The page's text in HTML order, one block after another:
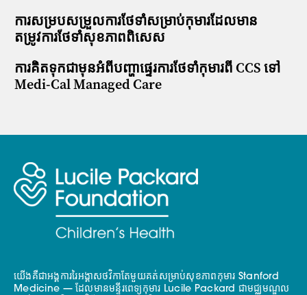
ការសម្របសម្រួលការថែទាំសម្រាប់កុមារដែលមាន
តម្រូវការថែទាំសុខភាពពិសេស
ការគិតទុកជាមុនអំពីបញ្ហាផ្ទេរការថែទាំកុមារពី CCS ទៅ
Medi-Cal Managed Care
យើងគឺជាអង្គការរៃអង្គាសថវិកាតែមួយគត់សម្រាប់សុខភាពកុមារ Stanford
Medicine — ដែលមានមន្ទីរពេទ្យកុមារ Lucile Packard ជាមជ្ឈមណ្ឌល